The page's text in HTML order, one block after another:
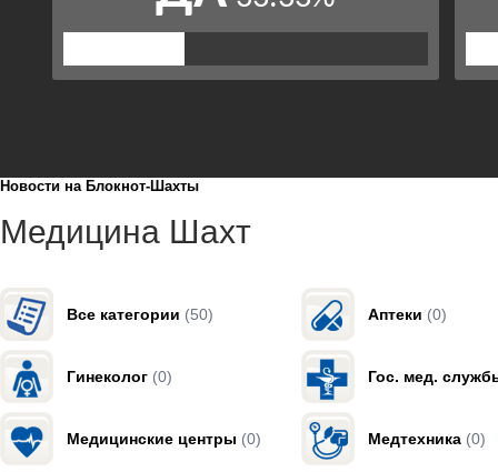
Новости на Блoкнoт-Шахты
Медицина Шахт
Все категории (50) Аптеки (0)
Гинеколог (0) Гос. мед.
Медицинские центры (0) Медтехника (0)